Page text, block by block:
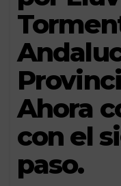
Ahora
con el
paso.